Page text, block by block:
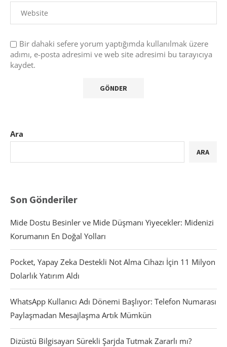
Bir dahaki sefere yorum yaptığımda kullanılmak üzere
adımı, e-posta adresimi ve web site adresimi bu tarayıcıya
kaydet.
Ara
ARA
Son Gönderiler
Mide Dostu Besinler ve Mide Düşmanı Yiyecekler: Midenizi
Korumanın En Doğal Yolları
Pocket, Yapay Zeka Destekli Not Alma Cihazı İçin 11 Milyon
Dolarlık Yatırım Aldı
WhatsApp Kullanıcı Adı Dönemi Başlıyor: Telefon Numarası
Paylaşmadan Mesajlaşma Artık Mümkün
Dizüstü Bilgisayarı Sürekli Şarjda Tutmak Zararlı mı?